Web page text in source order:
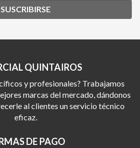
SUSCRIBIRSE
QUINTAIROS
y profesionales? Trabajamos
marcas del mercado, dándonos
al clientes un servicio técnico
eficaz.
DE PAGO